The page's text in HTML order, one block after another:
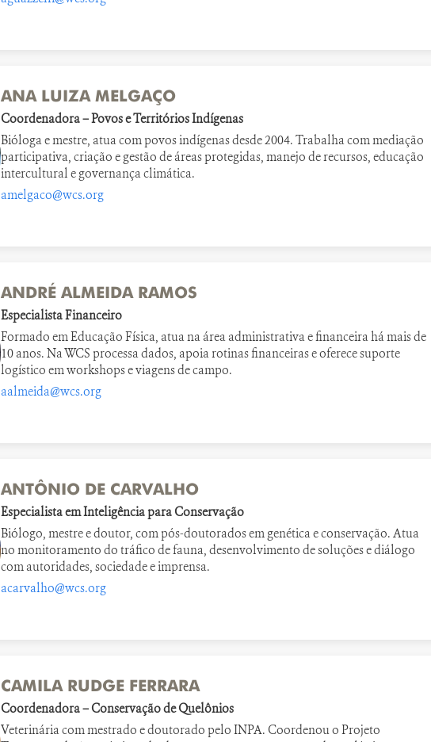
ANA LUIZA MELGAÇO
Coordenadora – Povos e Territórios Indígenas
Bióloga e mestre, atua com povos indígenas desde 2004. Trabalha com mediação
participativa, criação e gestão de áreas protegidas, manejo de recursos, educação
intercultural e governança climática.
amelgaco@wcs.org
ANDRÉ ALMEIDA RAMOS
Especialista Financeiro
Formado em Educação Física, atua na área administrativa e financeira há mais de
10 anos. Na WCS processa dados, apoia rotinas financeiras e oferece suporte
logístico em workshops e viagens de campo.
aalmeida@wcs.org
ANTÔNIO DE CARVALHO
Especialista em Inteligência para Conservação
Biólogo, mestre e doutor, com pós-doutorados em genética e conservação. Atua
no monitoramento do tráfico de fauna, desenvolvimento de soluções e diálogo
com autoridades, sociedade e imprensa.
acarvalho@wcs.org
CAMILA RUDGE FERRARA
Coordenadora – Conservação de Quelônios
Veterinária com mestrado e doutorado pelo INPA. Coordenou o Projeto